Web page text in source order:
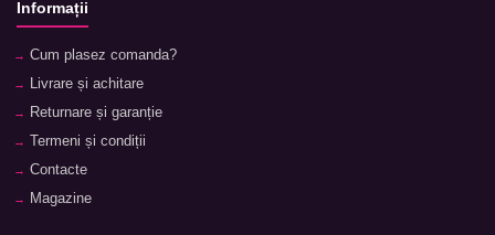
Informații
Cum plasez comanda?
Livrare și achitare
Returnare și garanție
Termeni și condiții
Contacte
Magazine